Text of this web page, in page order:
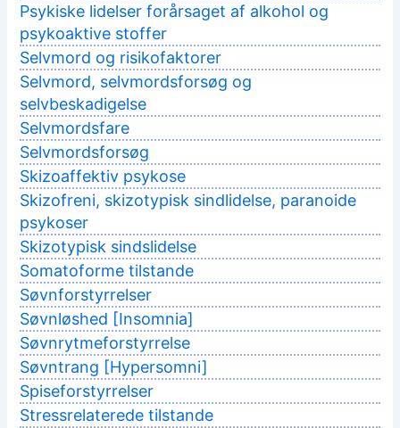
Psykiske lidelser forårsaget af alkohol og
psykoaktive stoffer
Selvmord og risikofaktorer
Selvmord, selvmordsforsøg og
selvbeskadigelse
Selvmordsfare
Selvmordsforsøg
Skizoaffektiv psykose
Skizofreni, skizotypisk sindlidelse, paranoide
psykoser
Skizotypisk sindslidelse
Somatoforme tilstande
Søvnforstyrrelser
Søvnløshed [Insomnia]
Søvnrytmeforstyrrelse
Søvntrang [Hypersomni]
Spiseforstyrrelser
Stressrelaterede tilstande